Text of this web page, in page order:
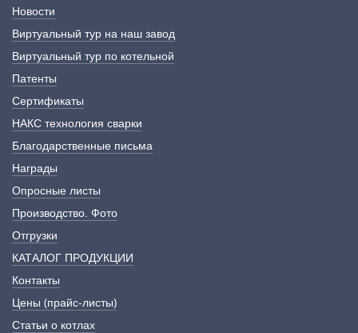
Новости
Виртуальный тур на наш завод
Виртуальный тур по котельной
Патенты
Сертификаты
НАКС технология сварки
Благодарственные письма
Награды
Опросные листы
Производство. Фото
Отгрузки
КАТАЛОГ ПРОДУКЦИИ
Контакты
Цены (прайс-листы)
Статьи о котлах